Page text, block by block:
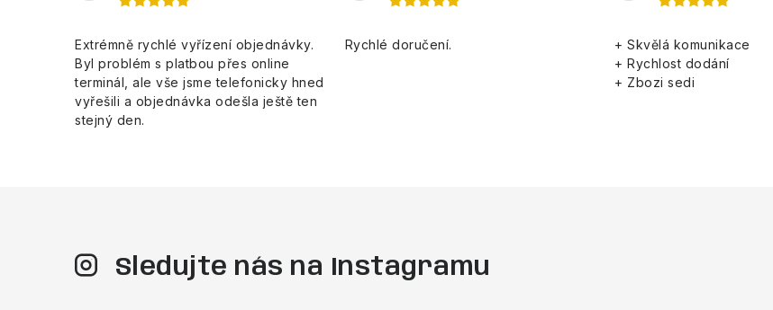
Extrémně rychlé vyřízení objednávky.
Byl problém s platbou přes online
terminál, ale vše jsme telefonicky hned
vyřešili a objednávka odešla ještě ten
stejný den.
Rychlé doručení.
+ Skvělá komunikace
+ Rychlost dodání
+ Zbozi sedi
Sledujte nás na Instagramu